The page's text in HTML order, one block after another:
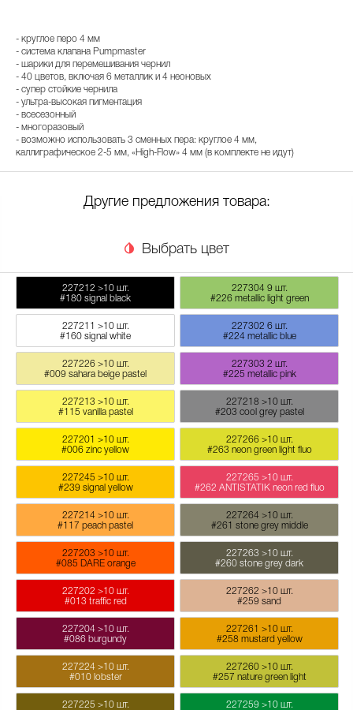
- круглое перо 4 мм
- система клапана Pumpmaster
- шарики для перемешивания чернил
- 40 цветов, включая 6 металлик и 4 неоновых
- супер стойкие чернила
- ультра-высокая пигментация
- всесезонный
- многоразовый
- возможно использовать 3 сменных пера: круглое 4 мм,
каллиграфическое 2-5 мм, «High-Flow» 4 мм (в комплекте не идут)
Другие предложения товара:
Выбрать цвет
227212
#180 signal black
>10 шт.
227211
#160 signal white
>10 шт.
227226
#009 sahara beige pastel
>10 шт.
227213
#115 vanilla pastel
>10 шт.
227201
#006 zinc yellow
>10 шт.
227245
#239 signal yellow
>10 шт.
227214
#117 peach pastel
>10 шт.
227203
#085 DARE orange
>10 шт.
227202
#013 traffic red
>10 шт.
227204
#086 burgundy
>10 шт.
227224
#010 lobster
>10 шт.
227225 >10 шт.
227304
#226 metallic light green
9 шт.
227302
#224 metallic blue
6 шт.
227303
#225 metallic pink
2 шт.
227218
#203 cool grey pastel
>10 шт.
227266
#263 neon green light fluo
>10 шт.
227265
#262 ANTISTATIK neon red fluo
>10 шт.
227264
#261 stone grey middle
>10 шт.
227263
#260 stone grey dark
>10 шт.
227262
#259 sand
>10 шт.
227261
#258 mustard yellow
>10 шт.
227260
#257 nature green light
>10 шт.
227259 >10 шт.